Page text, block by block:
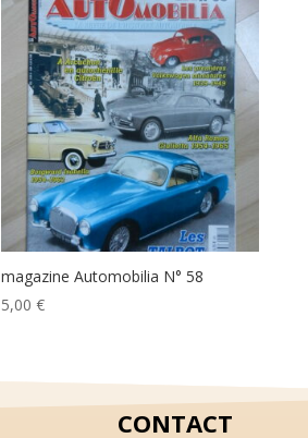
magazine Automobilia N° 58
5,00€
CONTACT